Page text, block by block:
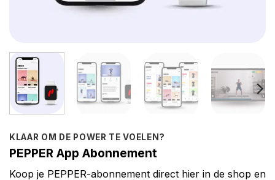
KLAAR OM DE POWER TE VOELEN?
PEPPER App Abonnement
Koop je PEPPER-abonnement direct hier in de shop en